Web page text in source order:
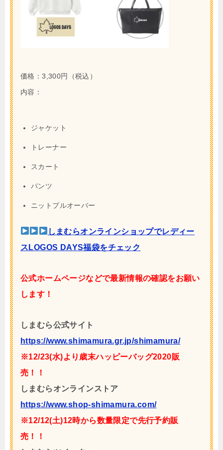
価格：3,300円（税込）
内容：
ジャケット
トレーナー
スカート
パンツ
ニットプルオーバー
しまむらオンラインショップでレディー
スLOGOS DAYS福袋をチェック
公式ホームページなどで最新情報の確認をお願い
します！
しまむら公式サイト
https://www.shimamura.gr.jp/shimamura/
※12/23(水)より歳末ハッピーバッグ2020販
売！！
しまむらオンラインストア
https://www.shop-shimamura.com/
※12/12(土)12時から数量限定で先行予約販
売！！